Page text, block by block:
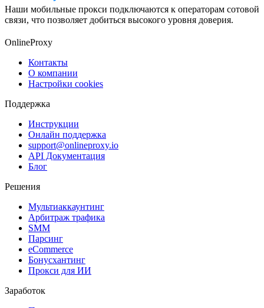
Наши мобильные прокси подключаются к операторам сотовой
связи, что позволяет добиться высокого уровня доверия.
OnlineProxy
Контакты
О компании
Настройки cookies
Поддержка
Инструкции
Онлайн поддержка
support@onlineproxy.io
API Документация
Блог
Решения
Мультиаккаунтинг
Арбитраж трафика
SMM
Парсинг
eCommerce
Бонусхантинг
Прокси для ИИ
Заработок